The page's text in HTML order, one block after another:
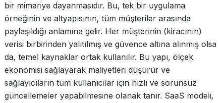
bir mimariye dayanmasıdır. Bu, tek bir uygulama
örneğinin ve altyapısının, tüm müşteriler arasında
paylaşıldığı anlamına gelir. Her müşterinin (kiracının)
verisi birbirinden yalıtılmış ve güvence altına alınmış olsa
da, temel kaynaklar ortak kullanılır. Bu yapı, ölçek
ekonomisi sağlayarak maliyetleri düşürür ve
sağlayıcıların tüm kullanıcılar için hızlı ve sorunsuz
güncellemeler yapabilmesine olanak tanır. SaaS modeli,